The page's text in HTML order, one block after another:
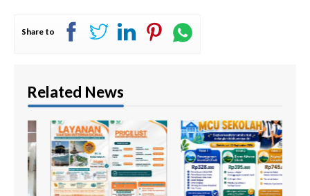
Share to
Related News